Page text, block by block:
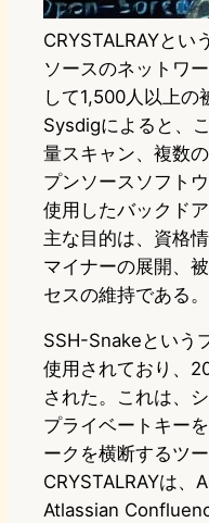
CRYSTALRAYとい
ソースのネットワ
して1,500人以上の
Sysdigによると、
量スキャン、複数
プンソースソフト
使用したバックド
主な目的は、資格
マイナーの展開、
セスの維持である。
SSH-Snakeという
使用されており、
された。これは、
プライベートキー
ークを横断するツ
CRYSTALRAYは
Atlassian